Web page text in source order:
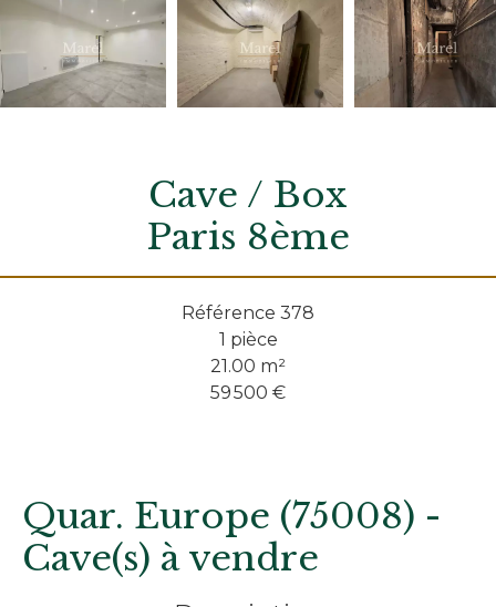
Cave / Box
Paris 8ème
Référence 378
1 pièce
21.00 m²
59 500 €
Quar. Europe (75008) -
Cave(s) à vendre